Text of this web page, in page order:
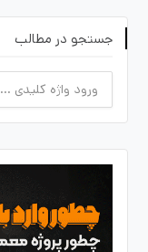
جستجو در مطالب